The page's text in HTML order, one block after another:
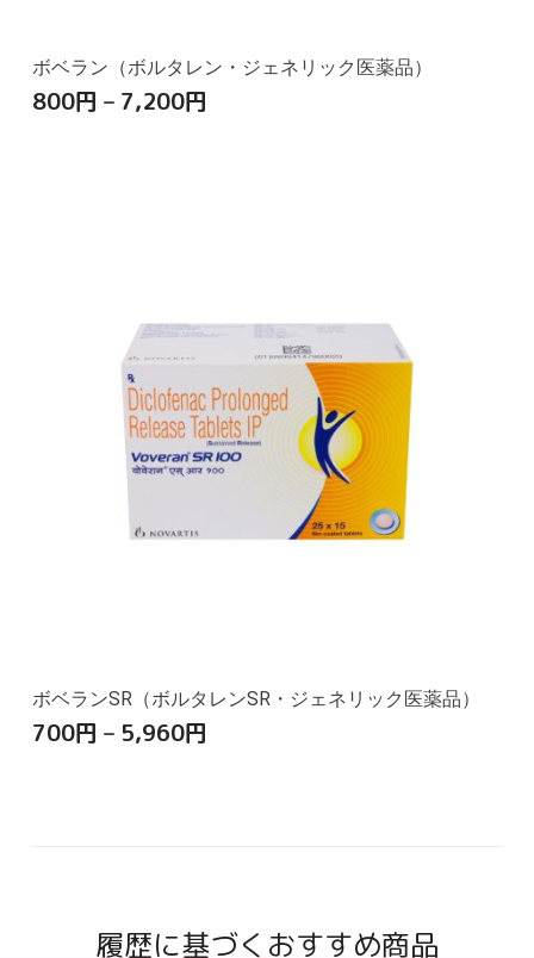
ボベラン（ボルタレン・ジェネリック医薬品）
800円 – 7,200円
ボベランSR（ボルタレンSR・ジェネリック医薬品）
700円 – 5,960円
履歴に基づくおすすめ商品